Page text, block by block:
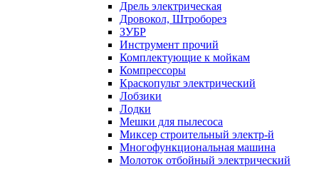
Дрель электрическая
Дровокол, Штроборез
ЗУБР
Инструмент прочий
Комплектующие к мойкам
Компрессоры
Краскопульт электрический
Лобзики
Лодки
Мешки для пылесоса
Миксер строительный электр-й
Многофункциональная машина
Молоток отбойный электрический